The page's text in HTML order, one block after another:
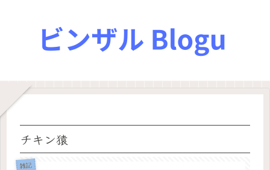
チキン猿
雑記